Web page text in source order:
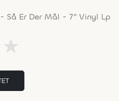
Så Er Der Mål - 7" Vinyl Lp
★